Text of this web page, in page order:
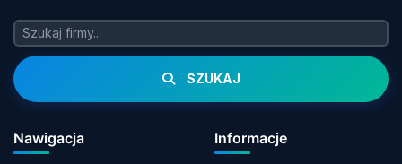
SZUKAJ
Nawigacja Informacje